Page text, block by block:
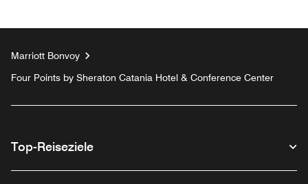
Marriott Bonvoy
Four Points by Sheraton Catania Hotel & Conference Center
Top-Reiseziele